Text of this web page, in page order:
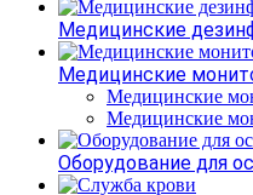
Медицинские
Медицинские
Медицинские
Медицинские
Оборудование для